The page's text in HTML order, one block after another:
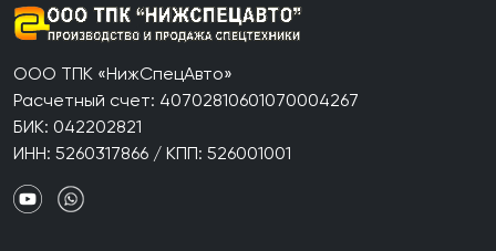
ООО ТПК «НижСпецАвто»
Расчетный счет: 40702810601070004267
БИК: 042202821
ИНН: 5260317866 / КПП: 526001001